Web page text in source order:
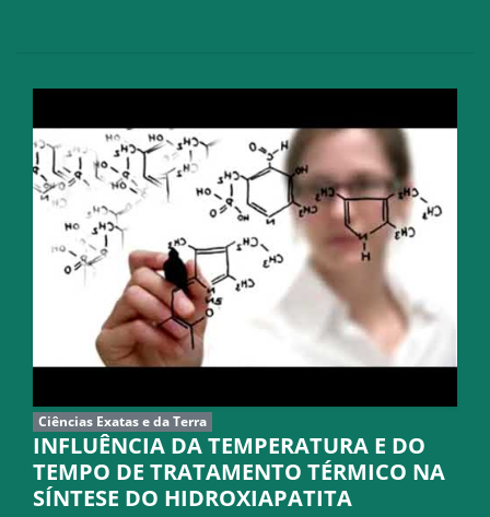
Ciências Exatas e da Terra
INFLUÊNCIA DA TEMPERATURA E DO
TEMPO DE TRATAMENTO TÉRMICO NA
SÍNTESE DO HIDROXIAPATITA